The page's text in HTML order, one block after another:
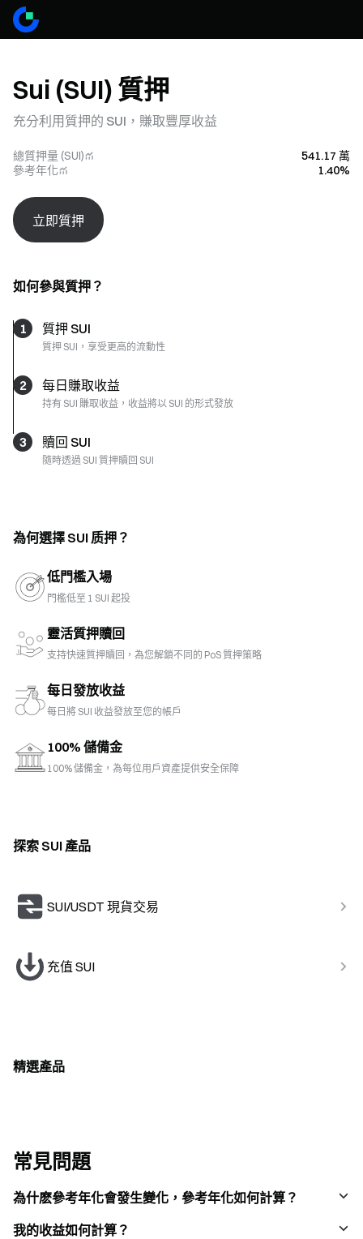
Sui (SUI) 質押
充分利用質押的 SUI，賺取豐厚收益
總質押量 (SUI)
541.17 萬
參考年化
1.40%
立即質押
如何參與質押？
1 質押 SUI
質押 SUI，享受更高的流動性
2 每日賺取收益
持有 SUI 賺取收益，收益將以 SUI 的形式發放
3 贖回 SUI
隨時透過 SUI 質押贖回 SUI
為何選擇 SUI 质押？
低門檻入場
門檻低至 1 SUI 起投
靈活質押贖回
支持快速質押贖回，為您解鎖不同的 PoS 質押策略
每日發放收益
每日將 SUI 收益發放至您的帳戶
100% 儲備金
100% 儲備金，為每位用戶資產提供安全保障
探索 SUI 產品
SUI/USDT 現貨交易
充值 SUI
精選產品
常見問題
為什麽參考年化會發生變化，參考年化如何計算？
我的收益如何計算？